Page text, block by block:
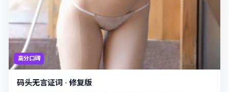
高分口碑
码头无言证词 · 修复版